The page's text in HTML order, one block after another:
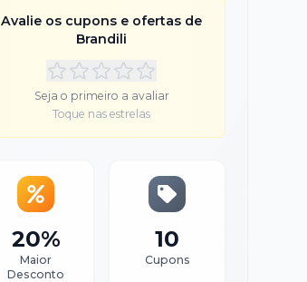
Avalie os cupons e ofertas de
Brandili
Seja o primeiro a avaliar
Toque nas estrelas
20%
Maior
Desconto
10
Cupons